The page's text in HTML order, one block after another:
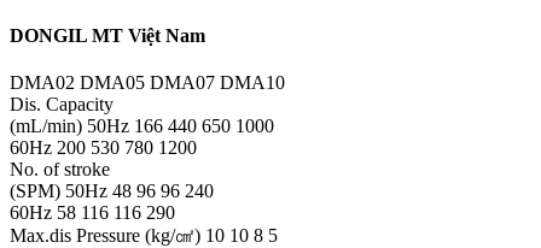
DONGIL MT Việt Nam
DMA02 DMA05 DMA07 DMA10
Dis. Capacity
(mL/min) 50Hz 166 440 650 1000
60Hz 200 530 780 1200
No. of stroke
(SPM) 50Hz 48 96 96 240
60Hz 58 116 116 290
Max.dis Pressure (kg/㎠) 10 10 8 5